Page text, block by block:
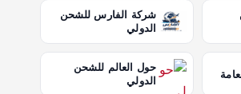
شركة الفارس للشحن
الدولي
حول العالم للشحن
الدولي